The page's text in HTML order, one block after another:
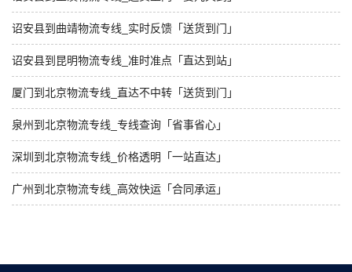
诏安县到曲靖物流专线_实时反馈「送货到门」
诏安县到昆明物流专线_准时准点「直达到站」
厦门到北京物流专线_直达不中转「送货到门」
泉州到北京物流专线_专线查询「省事省心」
深圳到北京物流专线_价格透明「一站直达」
广州到北京物流专线_高效快运「合同承运」